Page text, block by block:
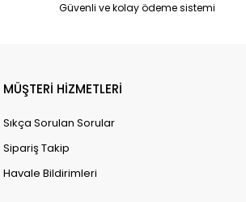
Güvenli ve kolay ödeme sistemi
MÜŞTERİ HİZMETLERİ
Sıkça Sorulan Sorular
Sipariş Takip
Havale Bildirimleri